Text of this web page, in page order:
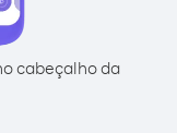
cabeçalho da